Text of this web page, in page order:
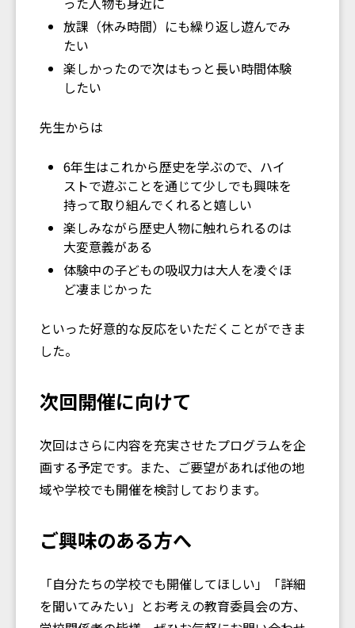
放課（休み時間）にも繰り返し遊んでみ
たい
楽しかったので次はもっと長い時間体験
したい
先生からは
6年生はこれから歴史を学ぶので、ハイ
ストで遊ぶことを通じて少しでも興味を
持って取り組んでくれると嬉しい
楽しみながら歴史人物に触れられるのは
大変意義がある
体験中の子どもの吸収力は大人を凌ぐほ
ど凄まじかった
といった好意的な反応をいただくことができま
した。
次回開催に向けて
次回はさらに内容を充実させたプログラムを企
画する予定です。また、ご要望があれば他の地
域や学校でも開催を検討しております。
ご興味のある方へ
「自分たちの学校でも開催してほしい」「詳細
を聞いてみたい」とお考えの教育委員会の方、